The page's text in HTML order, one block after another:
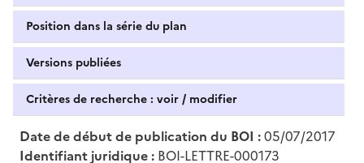
Position dans la série du plan
Versions publiées
Critères de recherche : voir / modifier
Date de début de publication du BOI :05/07/2017
Identifiant juridique : BOI-LETTRE-000173